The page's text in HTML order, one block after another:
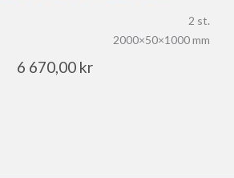
2 st.
2000×50×1000 mm
6 670,00 kr